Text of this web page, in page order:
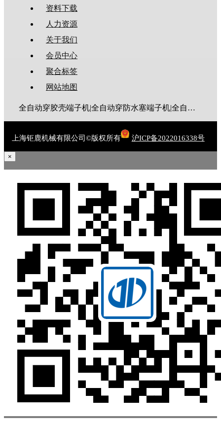
资料下载
人力资源
关于我们
会员中心
聚合标签
网站地图
全自动穿胶壳端子机|全自动穿防水塞端子机|全自动穿热缩管端子机|全自动穿护套端子机|全自动穿号码管端子机|全自动端子机|全自动穿防水栓端子机|端子压着机|端子压接机|静音端子机|多芯线端子机|护套线端子机|全自动排线端子机|新能源大平方压接机|电脑剥线机|自动剥线机|裁线机|剥线机
上海钜鹿机械有限公司©版权所有 沪ICP备2022016338号
×